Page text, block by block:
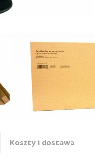
Koszty i dostawa